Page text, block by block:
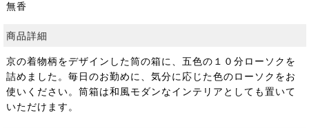
無香
商品詳細
京の着物柄をデザインした筒の箱に、五色の１０分ローソクを
詰めました。毎日のお勤めに、気分に応じた色のローソクをお
使いください。筒箱は和風モダンなインテリアとしても置いて
いただけます。